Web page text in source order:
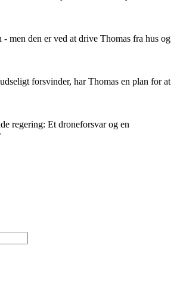
men den er ved at drive Thomas fra hus og
forsvinder, har Thomas en plan for at
regering: Et droneforsvar og en